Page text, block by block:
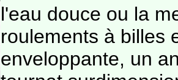
l'eau douce ou la
roulements à billes
enveloppante, un